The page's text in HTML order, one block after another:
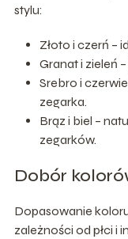
stylu:
Złoto i czerń –
Granat i zieleń
Srebro i
zegarka.
Brąz i biel –
zegarków.
Dobór
Dopasowanie
zależności od płci i